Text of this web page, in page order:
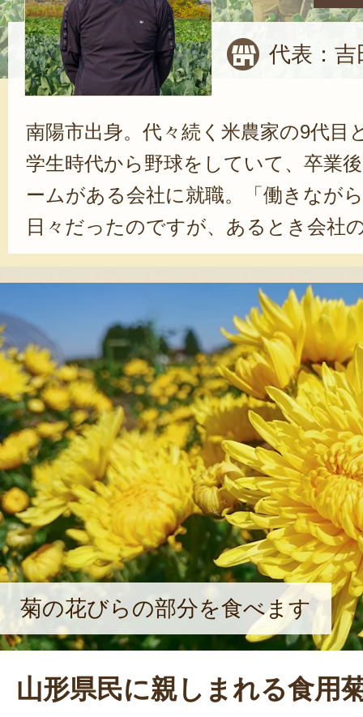
代表：吉
南陽市出身。代々続く米農家の9代目
学生時代から野球をしていて、卒業
ームがある会社に就職。「働きなが
日々だったのですが、あるとき会社
くなってしまったんです。それを機
手伝うようになりました。何かしら
性格なんですよね」と、吉田さん。
に情熱を注ぐようになり、会社を辞
を決意。吉田さんが就農したタイミ
ガスやロマネスコといった野菜の栽
「お客さんと対話しながら農作物を
しています。ゆくゆくは、自分で育
った農家カフェをやりたいと思って
なる目標を語ってくれた。
菊の花びらの部分を食べます
山形県民に親しまれる食用